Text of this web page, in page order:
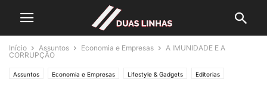
Início Assuntos Economia e Empresas
A IMUNIDADE E A
CORRUPÇÃO
Assuntos Economia e Empresas Lifestyle & Gadgets Editorias